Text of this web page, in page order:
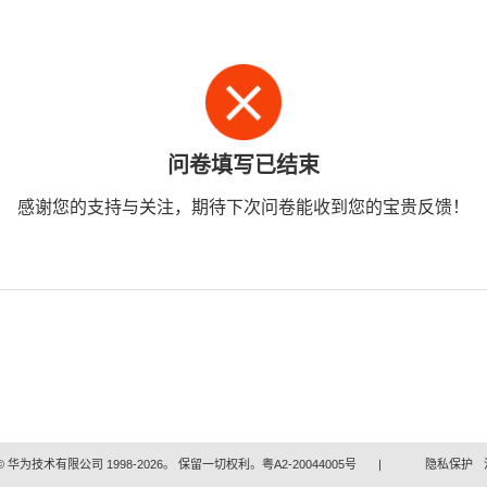
问卷填写已结束
感谢您的支持与关注，期待下次问卷能收到您的宝贵反馈！
华为技术有限公司 1998-2026。 保留一切权利。粤A2-20044005号 | 隐私保护